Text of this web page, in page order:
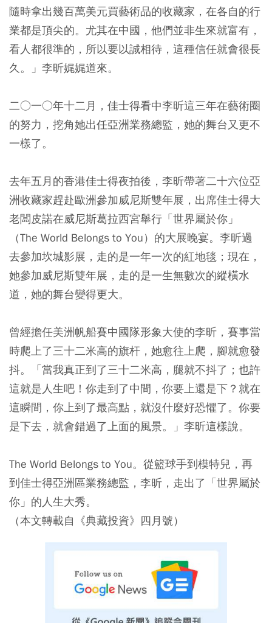
隨時拿出幾百萬美元買藝術品的收藏家，在各自的行
業都是頂尖的。尤其在中國，他們並非生來就富有，
看人都很準的，所以要以誠相待，這種信任就會很長
久。」李昕娓娓道來。
二○一○年十二月，佳士得看中李昕這三年在藝術圈
的努力，挖角她出任亞洲業務總監，她的舞台又更不
一樣了。
去年五月的香港佳士得夜拍後，李昕帶著二十六位亞
洲收藏家趕赴歐洲參加威尼斯雙年展，出席佳士得大
老闆皮諾在威尼斯葛拉西宮舉行「世界屬於你」
（The World Belongs to You）的大展晚宴。李昕過
去參加坎城影展，走的是一年一次的紅地毯；現在，
她參加威尼斯雙年展，走的是一生無數次的縱橫水
道，她的舞台變得更大。
曾經擔任美洲帆船賽中國隊形象大使的李昕，賽事當
時爬上了三十二米高的旗杆，她愈往上爬，腳就愈發
抖。「當我真正到了三十二米高，腿就不抖了；也許
這就是人生吧！你走到了中間，你要上還是下？就在
這瞬間，你上到了最高點，就沒什麼好恐懼了。你要
是下去，就會錯過了上面的風景。」李昕這樣說。
The World Belongs to You。從籃球手到模特兒，再
到佳士得亞洲區業務總監，李昕，走出了「世界屬於
你」的人生大秀。
（本文轉載自《典藏投資》四月號）